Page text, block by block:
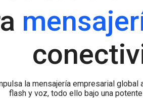
Messaging Dashboard
Potente plataformatodoen uno para la
Business Chat
hazcrecertunegocio con
mensajeríabidireccionalencualquier
Aumentatutráfico de SMS con cobertura
conexionesdirectas con operadores.
Llamadas de voz de altacalidad con
confiable.
API Documentation
la mensajería empresarial global
flash y voz, todo ello bajo una